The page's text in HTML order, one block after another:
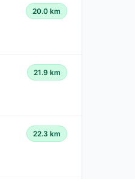
20.0 km
21.9 km
22.3 km